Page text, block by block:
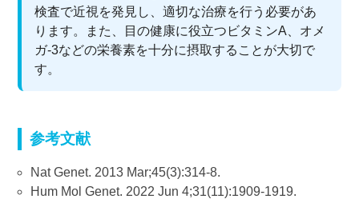
検査で近視を発見し、適切な治療を行う必要があ
ります。また、目の健康に役立つビタミンA、オメ
ガ-3などの栄養素を十分に摂取することが大切で
す。
参考文献
Nat Genet. 2013 Mar;45(3):314-8.
Hum Mol Genet. 2022 Jun 4;31(11):1909-1919.